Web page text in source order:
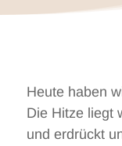
Heute haben
Die Hitze liegt
und erdrückt